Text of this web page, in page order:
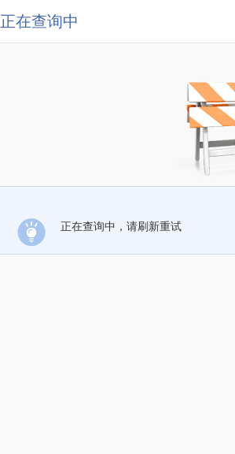
正在查询中
正在查询中，请刷新重试